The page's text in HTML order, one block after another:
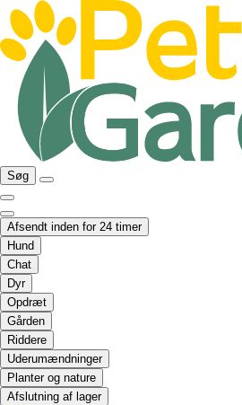
Søg
Afsendt inden for 24 timer
Hund
Chat
Dyr
Opdræt
Gården
Riddere
Uderumændninger
Planter og nature
Afslutning af lager